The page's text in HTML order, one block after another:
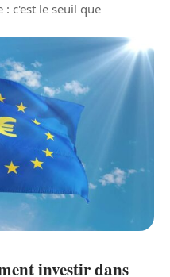
c'est le seuil que
investir dans